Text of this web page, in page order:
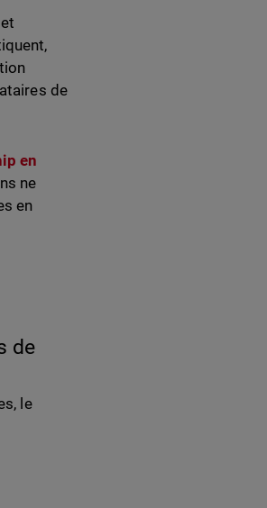
de
en
ne
en
de
le